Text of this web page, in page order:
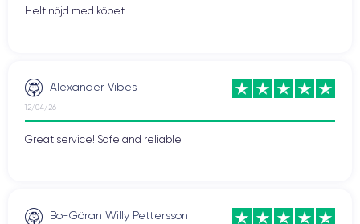
Helt nöjd med köpet
Alexander Vibes
12/04/26
Great service! Safe and reliable
Bo-Göran Willy Pettersson